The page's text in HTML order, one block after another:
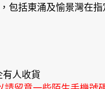
包括東涌及愉景灣在指
人收貨